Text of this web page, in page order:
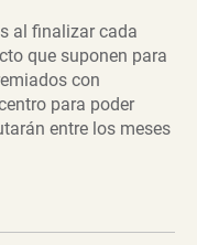
al finalizar cada
que suponen para
con
para poder
entre los meses